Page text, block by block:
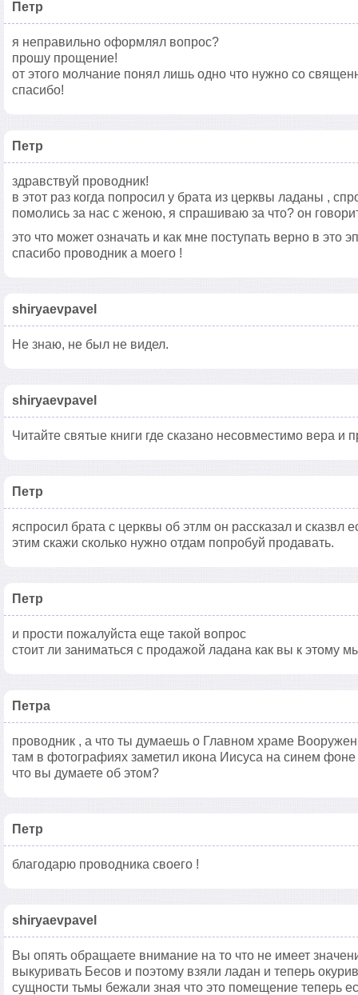
Петр
я неправильно оформлял вопрос?
прошу прощение!
от этого молчание понял лишь одно что нужно со
спасибо!
Петр
здравствуй проводник!
в этот раз когда попросил у брата из церквы ладаны ,
помолись за нас с женою, я спрашиваю за что? он
это что может означать и как мне поступать верно в это
спасибо проводник а моего !
shiryaevpavel
Не знаю, не был не видел.
shiryaevpavel
Читайте святые книги где сказано несовместимо вера и
Петр
яспросил брата с церквы об этлм он рассказал и сказвл
этим скажи сколько нужно отдам попробуй продавать.
Петр
и прости пожалуйста еще такой вопрос
стоит ли заниматься с продажой ладана как вы к этому
Петра
проводник , а что ты думаешь о Главном храме
там в фотографиях заметил икона Иисуса на синем фоне
что вы думаете об этом?
Петр
благодарю проводника своего !
shiryaevpavel
Вы опять обращаете внимание на то что не имеет
выкуривать Бесов и поэтому взяли ладан и теперь
сущности тьмы бежали зная что это помещение теперь